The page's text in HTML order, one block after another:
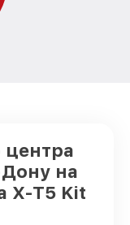
центра
на
X-T5 Kit